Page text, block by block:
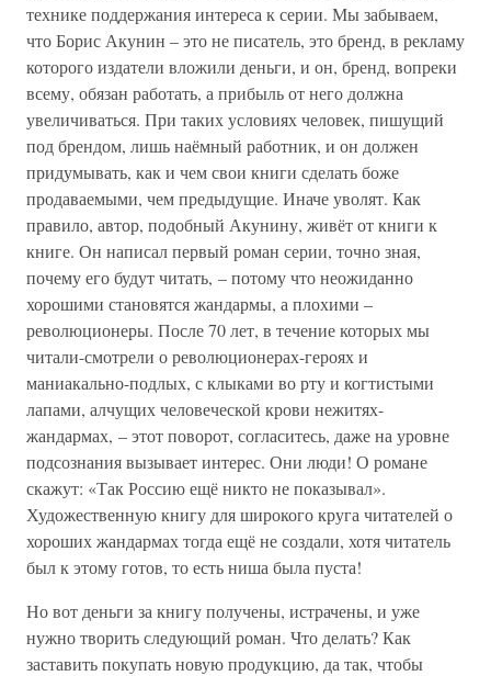
технике поддержания интереса к серии. Мы забываем,
что Борис Акунин – это не писатель, это бренд, в рекламу
которого издатели вложили деньги, и он, бренд, вопреки
всему, обязан работать, а прибыль от него должна
увеличиваться. При таких условиях человек, пишущий
под брендом, лишь наёмный работник, и он должен
придумывать, как и чем свои книги сделать боже
продаваемыми, чем предыдущие. Иначе уволят. Как
правило, автор, подобный Акунину, живёт от книги к
книге. Он написал первый роман серии, точно зная,
почему его будут читать, – потому что неожиданно
хорошими становятся жандармы, а плохими –
революционеры. После 70 лет, в течение которых мы
читали-смотрели о революционерах-героях и
маниакально-подлых, с клыками во рту и когтистыми
лапами, алчущих человеческой крови нежитях-
жандармах, – этот поворот, согласитесь, даже на уровне
подсознания вызывает интерес. Они люди! О романе
скажут: «Так Россию ещё никто не показывал».
Художественную книгу для широкого круга читателей о
хороших жандармах тогда ещё не создали, хотя читатель
был к этому готов, то есть ниша была пуста!
Но вот деньги за книгу получены, истрачены, и уже
нужно творить следующий роман. Что делать? Как
заставить покупать новую продукцию, да так, чтобы